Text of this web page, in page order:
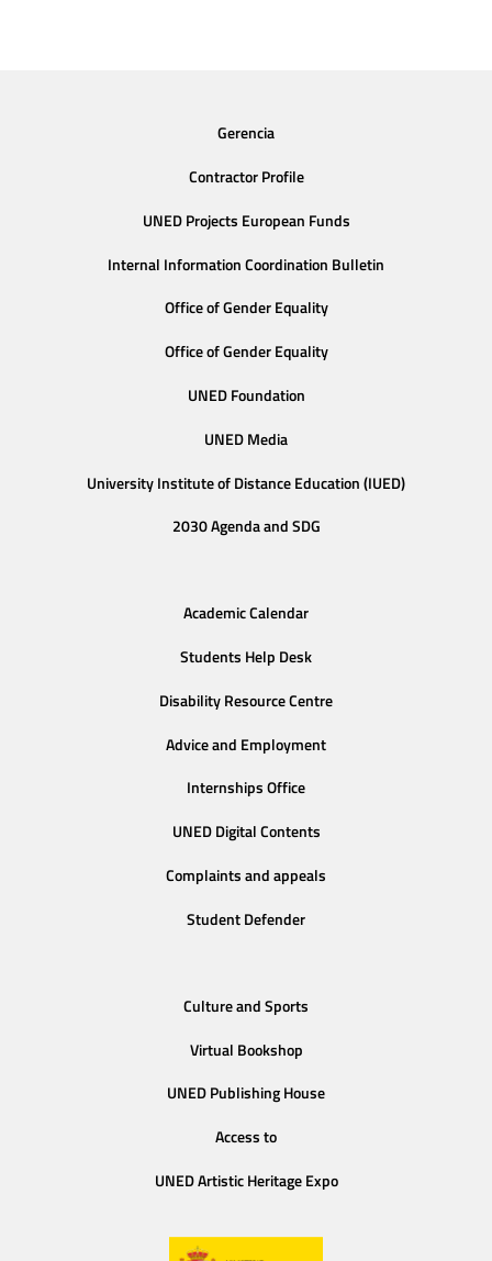
Gerencia
Contractor Profile
UNED Projects European Funds
Internal Information Coordination Bulletin
Office of Gender Equality
Office of Gender Equality
UNED Foundation
UNED Media
University Institute of Distance Education (IUED)
2030 Agenda and SDG
Academic Calendar
Students Help Desk
Disability Resource Centre
Advice and Employment
Internships Office
UNED Digital Contents
Complaints and appeals
Student Defender
Culture and Sports
Virtual Bookshop
UNED Publishing House
Access to
UNED Artistic Heritage Expo